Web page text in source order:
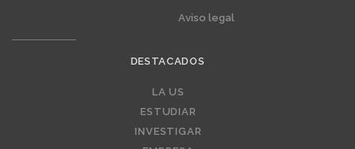
Aviso legal
DESTACADOS
LA US
ESTUDIAR
INVESTIGAR